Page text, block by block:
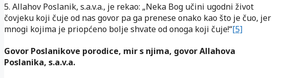
5. Allahov Poslanik, s.a.v.a., je rekao: „Neka Bog učini ugodni život
čovjeku koji čuje od nas govor pa ga prenese onako kao što je čuo, jer
mnogi kojima je priopćeno bolje shvate od onoga koji čuje!“[5]
Govor Poslanikove porodice, mir s njima, govor Allahova
Poslanika, s.a.v.a.